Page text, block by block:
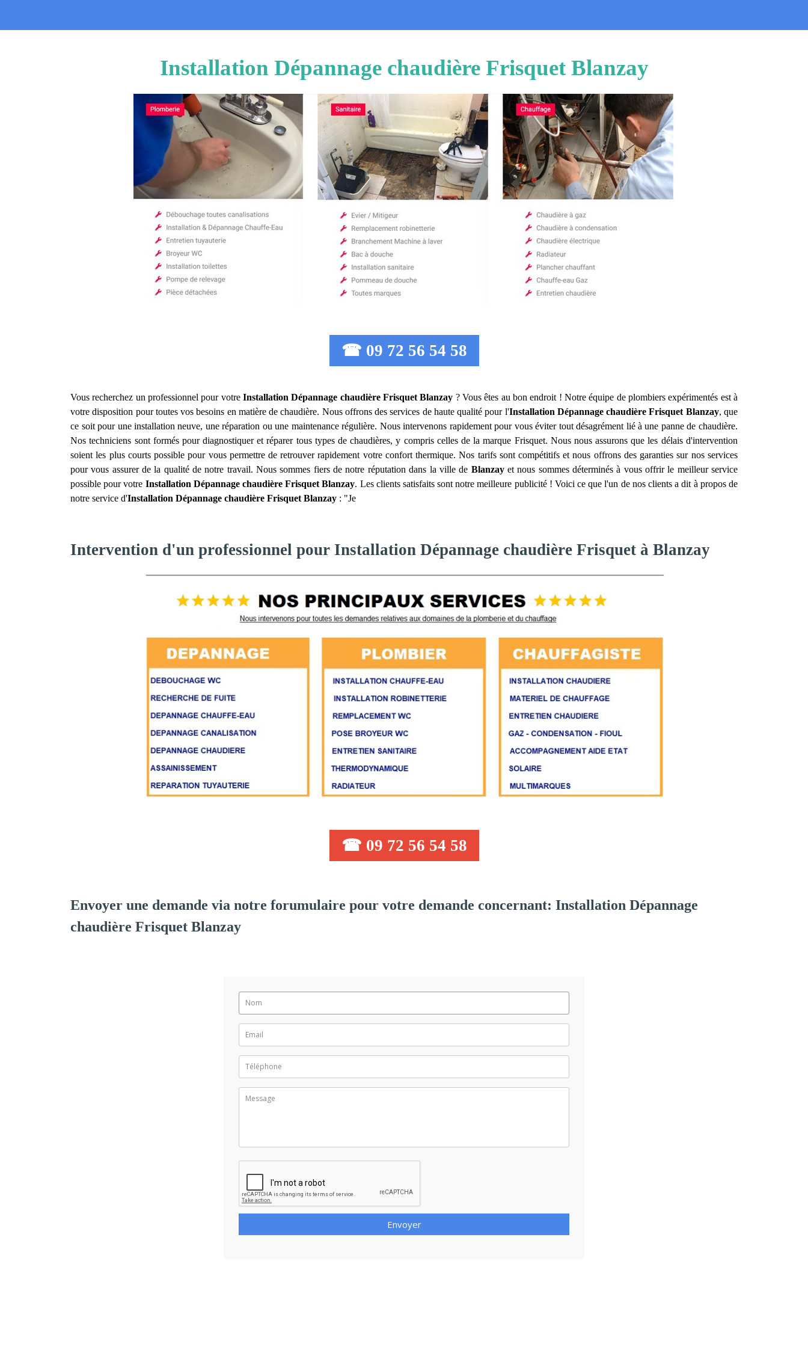
Installation Dépannage chaudière Frisquet Blanzay
☎ 09 72 56 54 58
Vous recherchez un professionnel pour votreInstallation Dépannage chaudière Frisquet Blanzay ? Vous êtes au bon endroit ! Notre équipe de plombiers expérimentés est à
votre disposition pour toutes vos besoins en matière de chaudière. Nous offrons des services de haute qualité pour l'Installation Dépannage chaudière Frisquet Blanzay, que
ce soit pour une installation neuve, une réparation ou une maintenance régulière. Nous intervenons rapidement pour vous éviter tout désagrément lié à une panne de chaudière.
Nos techniciens sont formés pour diagnostiquer et réparer tous types de chaudières, y compris celles de la marque Frisquet. Nous nous assurons que les délais d'intervention
soient les plus courts possible pour vous permettre de retrouver rapidement votre confort thermique. Nos tarifs sont compétitifs et nous offrons des garanties sur nos services
pour vous assurer de la qualité de notre travail. Nous sommes fiers de notre réputation dans la ville de Blanzayet nous sommes déterminés à vous offrir le meilleur service
possible pour votre Installation Dépannage chaudière Frisquet Blanzay. Les clients satisfaits sont notre meilleure publicité ! Voici ce que l'un de nos clients a dit à propos de
notre service d'Installation Dépannage chaudière Frisquet Blanzay : "Je
Intervention d'un professionnel pour Installation Dépannage chaudière Frisquet à Blanzay
☎ 09 72 56 54 58
Envoyer une demande via notre forumulaire pour votre demande concernant: Installation Dépannage
chaudière Frisquet Blanzay
Envoyer